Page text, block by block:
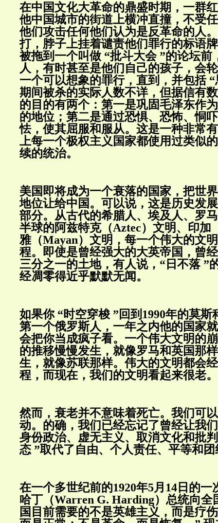
在中国文化大革命的鼎盛时期，一群
他中国城市的街道上横冲直撞，不受
他们攻击任何他们认为是反革命的人
打，脖子上挂着谴责他们罪行的标语
被拖到一个叫做 “批斗大会 ”的论坛前
人，有时甚至是他们自己的孩子，会
一个可以想象的罪行，直到，并包括
期间被杀的实际人数不详，但据信有
的目的有两个：第一是巩固毛泽东作
的地位；第二是通过恐惧、恐怖、恫
怯，使其屈服和服从。这是一种非常
上每一个极权主义国家都使用过类似
续的统治。
美国即将成为一个衰落的国家，把世
地位让给中国。可以说，这是历史发
部分。从古代的希腊人、埃及人、罗
半球的阿兹特克（Aztec）文明、印加
雅（Mayan）文明，每一个伟大的文
程。即使是曾经强大的大英帝国，曾
三分之一的土地，有人说，“日不落 ”
经凋零得近乎默默无闻。
如果你 “时空穿梭 ”回到1990年的莫斯
第一个俄罗斯人，一年之内他的国家
会把你当成疯子看。一个伟大文明的
的推移慢慢发生，就像罗马和英国那
生，就像苏联那样。伟大的文明都会
程，而现在，我们的文明看起来很老。
然而，衰老并不意味着死亡。我们可
动。的确，我们已经忘记了曾经让我
身份政治、虚无主义、取消文化和批
态 ”取代了自由、个人责任、平等和
在一个多世纪前的1920年5月14日的一
哈丁（Warren G. Harding）总统向全
国目前需要的不是英雄主义，而是疗